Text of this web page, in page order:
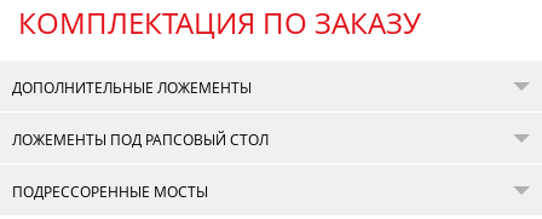
КОМПЛЕКТАЦИЯ ПО ЗАКАЗУ
ДОПОЛНИТЕЛЬНЫЕ ЛОЖЕМЕНТЫ
ЛОЖЕМЕНТЫ ПОД РАПСОВЫЙ СТОЛ
ПОДРЕССОРЕННЫЕ МОСТЫ